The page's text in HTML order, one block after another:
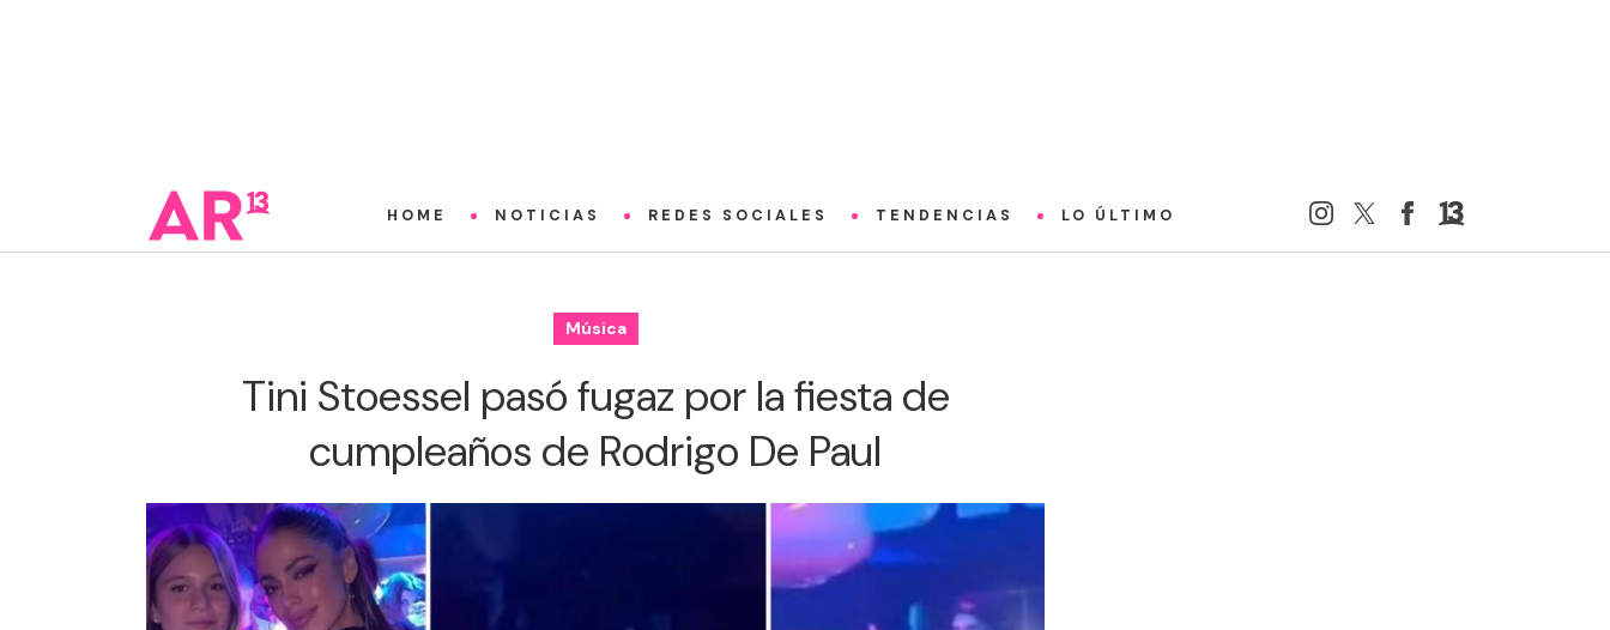
HOME NOTICIAS REDES SOCIALES TENDENCIAS LO ÚLTIMO
Música
Tini Stoessel pasó fugaz por la fiesta de
cumpleaños de Rodrigo De Paul